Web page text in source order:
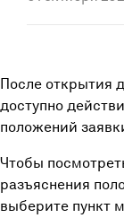
Техническая
Пресс-центр
Блог
Карьера
Контакты
Реквизиты АО
После открытия
доступно
положений
Чтобы
разъяснения
выберите пункт